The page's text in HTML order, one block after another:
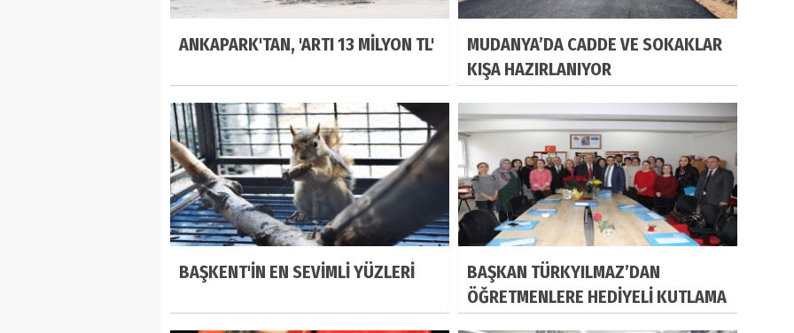
ANKAPARK'TAN, 'ARTI 13 MİLYON TL'
MUDANYA’DA CADDE VE SOKAKLAR
KIŞA HAZIRLANIYOR
BAŞKENT'İN EN SEVİMLİ YÜZLERİ
BAŞKAN TÜRKYILMAZ’DAN
ÖĞRETMENLERE HEDİYELİ KUTLAMA